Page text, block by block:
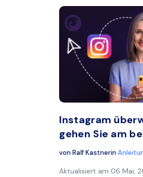
Instagram
gehen Sie am
vonRalf Kastnerin
Aktualisiert am 06 Mai,